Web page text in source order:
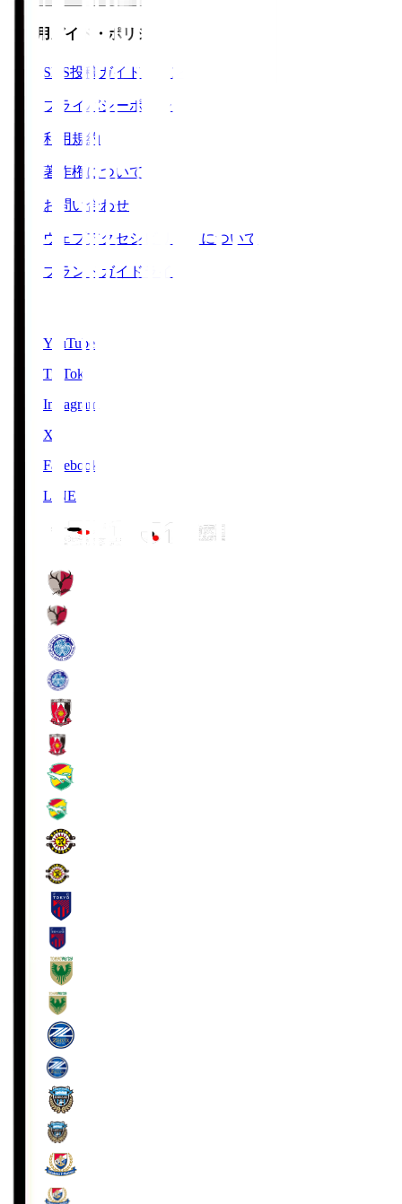
ご利用ガイド・ポリシー
SNS投稿ガイドライン
プライバシーポリシー
利用規約
著作権について
お問い合わせ
ウェブアクセシビリティについて
ブランドガイドライン
YouTube
TikTok
Instagram
X
Facebook
LINE